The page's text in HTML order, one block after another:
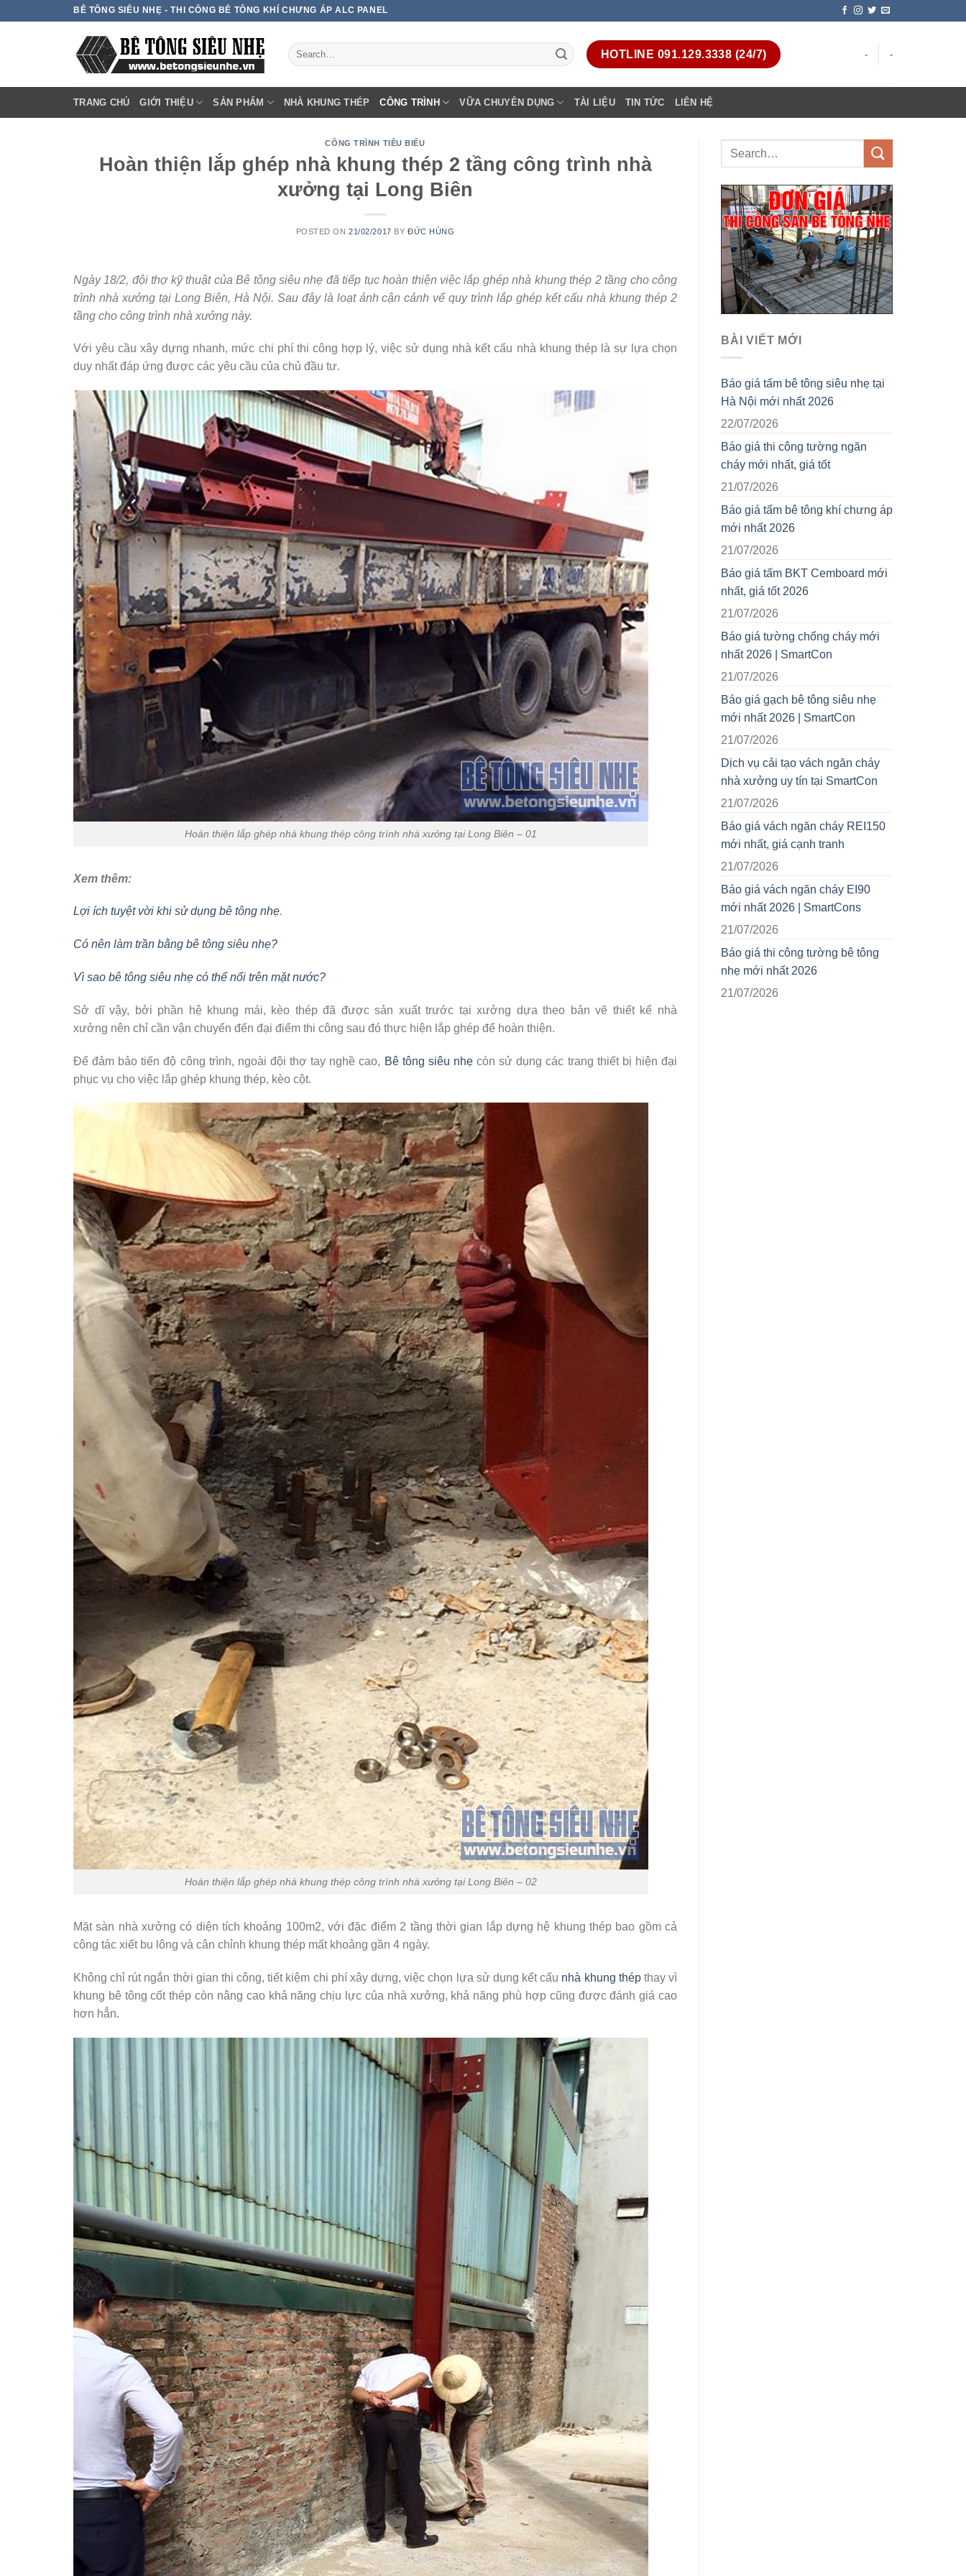
BÊ TÔNG SIÊU NHẸ - THI CÔNG BÊ TÔNG KHÍ CHƯNG ÁP ALC PANEL
HOTLINE 091.129.3338 (24/7) - -
TRANG CHỦ GIỚI THIỆU SẢN PHẨM NHÀ KHUNG THÉP CÔNG TRÌNH VỮA CHUYÊN DỤNG TÀI LIỆU TIN TỨC LIÊN HỆ
CÔNG TRÌNH TIÊU BIỂU
Hoàn thiện lắp ghép nhà khung thép 2 tầng công trình nhà
xưởng tại Long Biên
POSTED ON21/02/2017 BY ĐỨC HÙNG
Ngày 18/2, đội thợ kỹ thuật của Bê tông siêu nhẹ đã tiếp tục hoàn thiện việc lắp ghép nhà khung thép 2 tầng cho công
trình nhà xưởng tại Long Biên, Hà Nội. Sau đây là loạt ảnh cận cảnh vể quy trình lắp ghép kết cấu nhà khung thép 2
tầng cho công trình nhà xưởng này.
Với yêu cầu xây dựng nhanh, mức chi phí thi công hợp lý, việc sử dụng nhà kết cấu nhà khung thép là sự lựa chọn
duy nhất đáp ứng được các yêu cầu của chủ đầu tư.
Hoàn thiện lắp ghép nhà khung thép công trình nhà xưởng tại Long Biên – 01
Xem thêm:
Lợi ích tuyệt vời khi sử dụng bê tông nhẹ.
Có nên làm trần bằng bê tông siêu nhẹ?
Vì sao bê tông siêu nhẹ có thể nổi trên mặt nước?
Sở dĩ vậy, bởi phần hệ khung mái, kèo thép đã được sản xuất trước tại xưởng dựa theo bản vẽ thiết kế nhà
xưởng nên chỉ cần vận chuyển đến đại điểm thi công sau đó thực hiện lắp ghép để hoàn thiện.
Để đảm bảo tiến độ công trình, ngoài đội thợ tay nghề cao, Bê tông siêu nhẹcòn sử dụng các trang thiết bị hiện đại
phục vụ cho việc lắp ghép khung thép, kèo cột.
Hoàn thiện lắp ghép nhà khung thép công trình nhà xưởng tại Long Biên – 02
Mặt sàn nhà xưởng có diện tích khoảng 100m2, với đặc điểm 2 tầng thời gian lắp dựng hệ khung thép bao gồm cả
công tác xiết bu lông và cân chỉnh khung thép mất khoảng gần 4 ngày.
Không chỉ rút ngắn thời gian thi công, tiết kiệm chi phí xây dựng, việc chọn lựa sử dụng kết cấu nhà khung thépthay vì
khung bê tông cốt thép còn nâng cao khả năng chịu lực của nhà xưởng, khả năng phù hợp cũng được đánh giá cao
hơn hẳn.
BÀI VIẾT MỚI
Báo giá tấm bê tông siêu nhẹ tại
Hà Nội mới nhất 2026
22/07/2026
Báo giá thi công tường ngăn
cháy mới nhất, giá tốt
21/07/2026
Báo giá tấm bê tông khí chưng áp
mới nhất 2026
21/07/2026
Báo giá tấm BKT Cemboard mới
nhất, giá tốt 2026
21/07/2026
Báo giá tường chống cháy mới
nhất 2026 | SmartCon
21/07/2026
Báo giá gạch bê tông siêu nhẹ
mới nhất 2026 | SmartCon
21/07/2026
Dịch vụ cải tạo vách ngăn cháy
nhà xưởng uy tín tại SmartCon
21/07/2026
Báo giá vách ngăn cháy REI150
mới nhất, giá cạnh tranh
21/07/2026
Báo giá vách ngăn cháy EI90
mới nhất 2026 | SmartCons
21/07/2026
Báo giá thi công tường bê tông
nhẹ mới nhất 2026
21/07/2026